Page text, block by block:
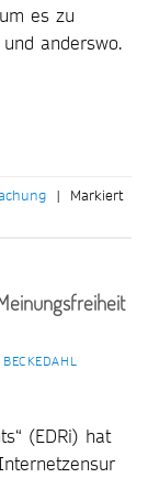
es zu
anderswo.
|
Markiert
(EDRi) hat